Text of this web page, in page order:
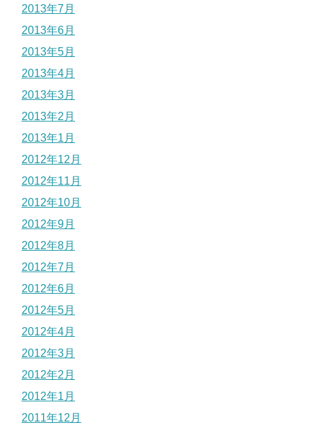
2013年7月
2013年6月
2013年5月
2013年4月
2013年3月
2013年2月
2013年1月
2012年12月
2012年11月
2012年10月
2012年9月
2012年8月
2012年7月
2012年6月
2012年5月
2012年4月
2012年3月
2012年2月
2012年1月
2011年12月